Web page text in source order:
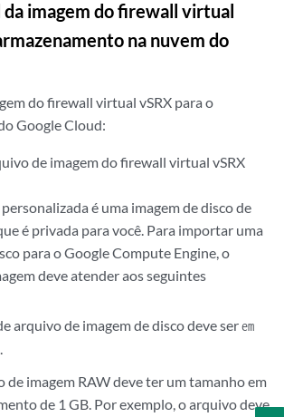
da imagem do firewall virtual
na nuvem do
do firewall virtual vSRX para o
Google Cloud:
de imagem do firewall virtual vSRX
é uma imagem de disco de
é privada para você. Para importar uma
para o Google Compute Engine, o
deve atender aos seguintes
arquivo de imagem de disco deve serem
.
de imagem RAW deve ter um tamanho em
de 1 GB. Por exemplo, o arquivo deve